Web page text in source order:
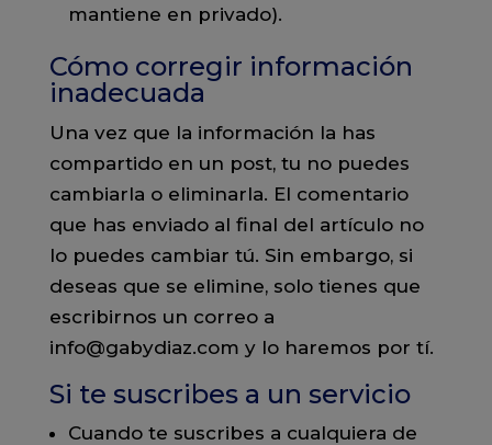
mantiene en privado).
Cómo corregir información
inadecuada
Una vez que la información la has
compartido en un post, tu no puedes
cambiarla o eliminarla. El comentario
que has enviado al final del artículo no
lo puedes cambiar tú. Sin embargo, si
deseas que se elimine, solo tienes que
escribirnos un correo a
info@gabydiaz.com y lo haremos por tí.
Si te suscribes a un servicio
Cuando te suscribes a cualquiera de